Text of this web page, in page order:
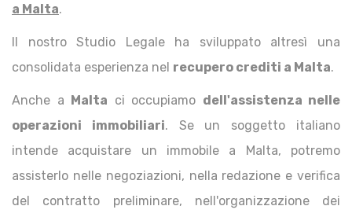
a Malta.
Il nostro Studio Legale ha sviluppato altresì una
consolidata esperienza nel recupero crediti a Malta.
Anche a Malta ci occupiamo dell'assistenza nelle
operazioni immobiliari. Se un soggetto italiano
intende acquistare un immobile a Malta, potremo
assisterlo nelle negoziazioni, nella redazione e verifica
del contratto preliminare, nell'organizzazione dei